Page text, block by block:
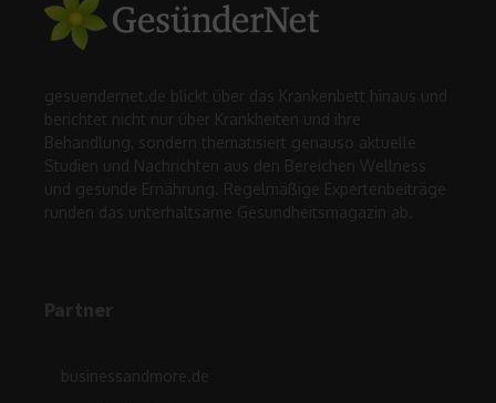
gesuendernet.de blickt über das Krankenbett hinaus und
berichtet nicht nur über Krankheiten und ihre
Behandlung, sondern thematisiert genauso aktuelle
Studien und Nachrichten aus den Bereichen Wellness
und gesunde Ernährung. Regelmäßige Expertenbeiträge
runden das unterhaltsame Gesundheitsmagazin ab.
Partner
businessandmore.de